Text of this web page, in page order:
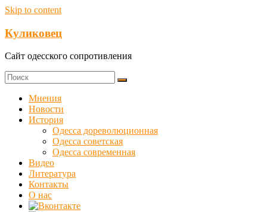
Skip to content
Куликовец
Сайт одесского сопротивления
Мнения
Новости
История
Одесса дореволюционная
Одесса советская
Одесса современная
Видео
Литература
Контакты
О нас